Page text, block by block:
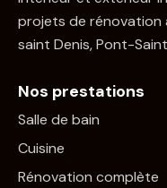
projets de rénovation
saint Denis, Pont-
Nos prestations
Salle de bain
Cuisine
Rénovation complète